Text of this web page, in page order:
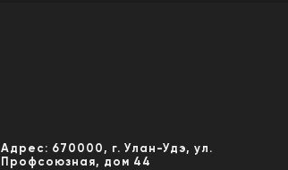
Адрес: 670000, г. Улан-Удэ, ул.
Профсоюзная, дом 44